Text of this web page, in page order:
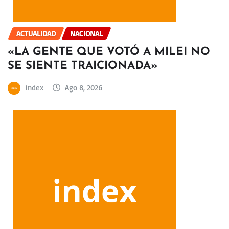
ACTUALIDAD NACIONAL
«LA GENTE QUE VOTÓ A MILEI NO
SE SIENTE TRAICIONADA»
index Ago 8, 2026